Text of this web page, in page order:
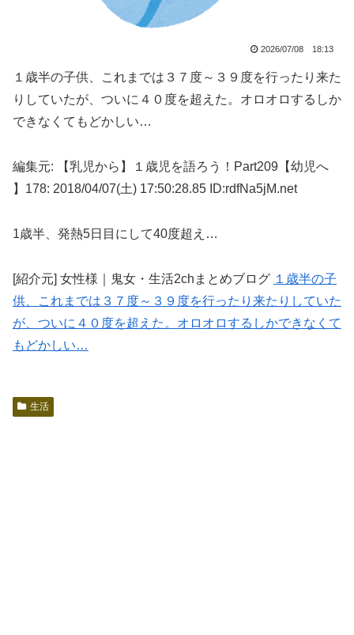
2026/07/08 18:13
１歳半の子供、これまでは３７度～３９度を行ったり来た
りしていたが、ついに４０度を超えた。オロオロするしか
できなくてもどかしい…
編集元: 【乳児から】１歳児を語ろう！Part209【幼児へ
】178: 2018/04/07(土) 17:50:28.85 ID:rdfNa5jM.net
1歳半、発熱5日目にして40度超え…
[紹介元] 女性様｜鬼女・生活2chまとめブログ １歳半の子
供、これまでは３７度～３９度を行ったり来たりしていた
が、ついに４０度を超えた。オロオロするしかできなくて
もどかしい…
生活